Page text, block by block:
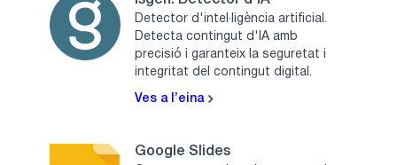
Detector d'intel·ligència artificial.
Detecta contingut d'IA amb
precisió i garanteix la seguretat i
integritat del contingut digital.
Ves a l’eina
Google Slides